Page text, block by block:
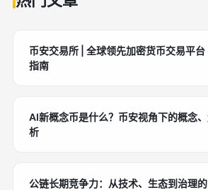
币安交易所 | 全球领先加密货币交易平
指南
AI新概念币是什么？币安视角下的概念
析
公链长期竞争力：从技术、生态到治理